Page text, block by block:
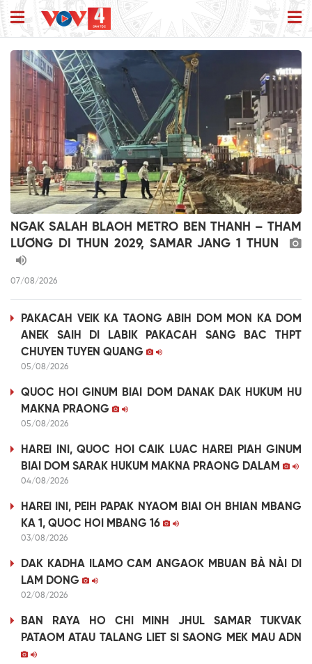
NGAK SALAH BLAOH METRO BEN THANH – THAM
LƯƠNG DI THUN 2029, SAMAR JANG 1 THUN
07/08/2026
PAKACAH VEIK KA TAONG ABIH DOM MON KA DOM
ANEK SAIH DI LABIK PAKACAH SANG BAC THPT
CHUYEN TUYEN QUANG
05/08/2026
QUOC HOI GINUM BIAI DOM DANAK DAK HUKUM HU
MAKNA PRAONG
05/08/2026
HAREI INI, QUOC HOI CAIK LUAC HAREI PIAH GINUM
BIAI DOM SARAK HUKUM MAKNA PRAONG DALAM
04/08/2026
HAREI INI, PEIH PAPAK NYAOM BIAI OH BHIAN MBANG
KA 1, QUOC HOI MBANG 16
03/08/2026
DAK KADHA ILAMO CAM ANGAOK MBUAN BÀ NÀI DI
LAM DONG
02/08/2026
BAN RAYA HO CHI MINH JHUL SAMAR TUKVAK
PATAOM ATAU TALANG LIET SI SAONG MEK MAU ADN